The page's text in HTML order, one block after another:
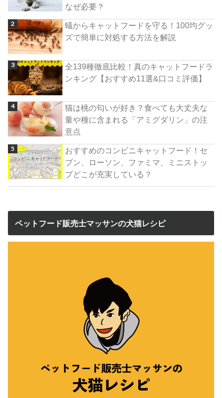
なぜ必要？
蟻からキャットフードを守る！100均グッ
ズで簡単に対処する方法を解説
全139種徹底比較！真のキャットフードラ
ンキング【おすすめ11選&口コミ評価】
猫は桃の匂いが好き？食べても大丈夫な
量や種に含まれる「アミグダリン」の注
意点
おすすめのコンビニキャットフード！セ
ブン、ローソン、ファミマ、ミニストッ
プどこが充実している？
ペットフード販売士マッサンの犬猫レシピ